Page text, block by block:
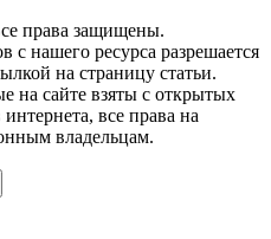
права защищены.
с нашего ресурса разрешается
на страницу статьи.
на сайте взяты с открытых
все права на
владельцам.